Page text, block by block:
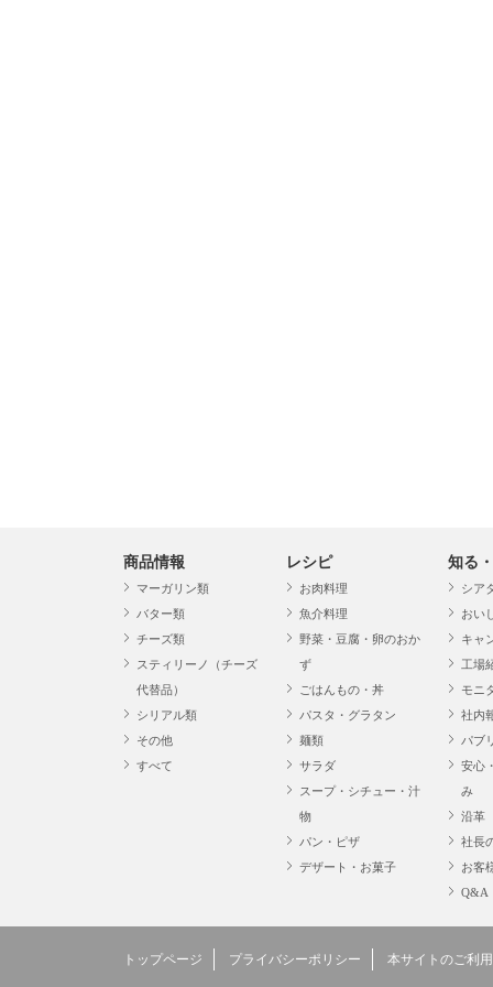
商品情報
マーガリン類
バター類
チーズ類
スティリーノ（チーズ
代替品）
シリアル類
その他
すべて
レシピ
お肉料理
魚介料理
野菜・豆腐・卵のおか
ず
ごはんもの・丼
パスタ・グラタン
麺類
サラダ
スープ・シチュー・汁
物
パン・ピザ
デザート・お菓子
知る
シア
おい
キャ
工場
モニ
社内
パブ
安心
み
沿革
社長
お客
Q&A
トップページ プライバシーポリシー 本サイトのご利